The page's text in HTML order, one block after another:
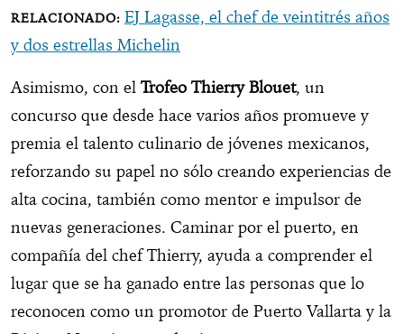
EJ Lagasse, el chef de veintitrés años
y dos estrellas Michelin
Asimismo, con elTrofeo Thierry Blouet, un
concurso que desde hace varios años promueve y
premia el talento culinario de jóvenes mexicanos,
reforzando su papel no sólo creando experiencias de
alta cocina, también como mentor e impulsor de
nuevas generaciones. Caminar por el puerto, en
compañía del chef Thierry, ayuda a comprender el
lugar que se ha ganado entre las personas que lo
reconocen como un promotor de Puerto Vallarta y la